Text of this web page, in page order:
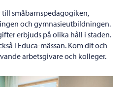
till småbarnspedagogiken,
och gymnasieutbildningen.
erbjuds på olika håll i staden.
i Educa-mässan. Kom dit och
arbetsgivare och kolleger.